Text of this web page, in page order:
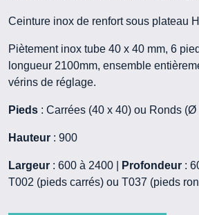
Ceinture inox de renfort sous plateau
Piètement inox tube 40 x 40 mm, 6
longueur 2100mm, ensemble
vérins de réglage.
Pieds : Carrées (40 x 40) ou Ronds (Ø
Hauteur : 900
Largeur : 600 à 2400 | Profondeur :
T002 (pieds carrés) ou T037 (pieds